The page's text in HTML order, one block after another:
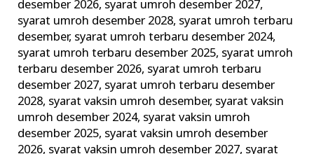
desember 2026, syarat umroh desember 2027,
syarat umroh desember 2028, syarat umroh terbaru
desember, syarat umroh terbaru desember 2024,
syarat umroh terbaru desember 2025, syarat umroh
terbaru desember 2026, syarat umroh terbaru
desember 2027, syarat umroh terbaru desember
2028, syarat vaksin umroh desember, syarat vaksin
umroh desember 2024, syarat vaksin umroh
desember 2025, syarat vaksin umroh desember
2026, syarat vaksin umroh desember 2027, syarat